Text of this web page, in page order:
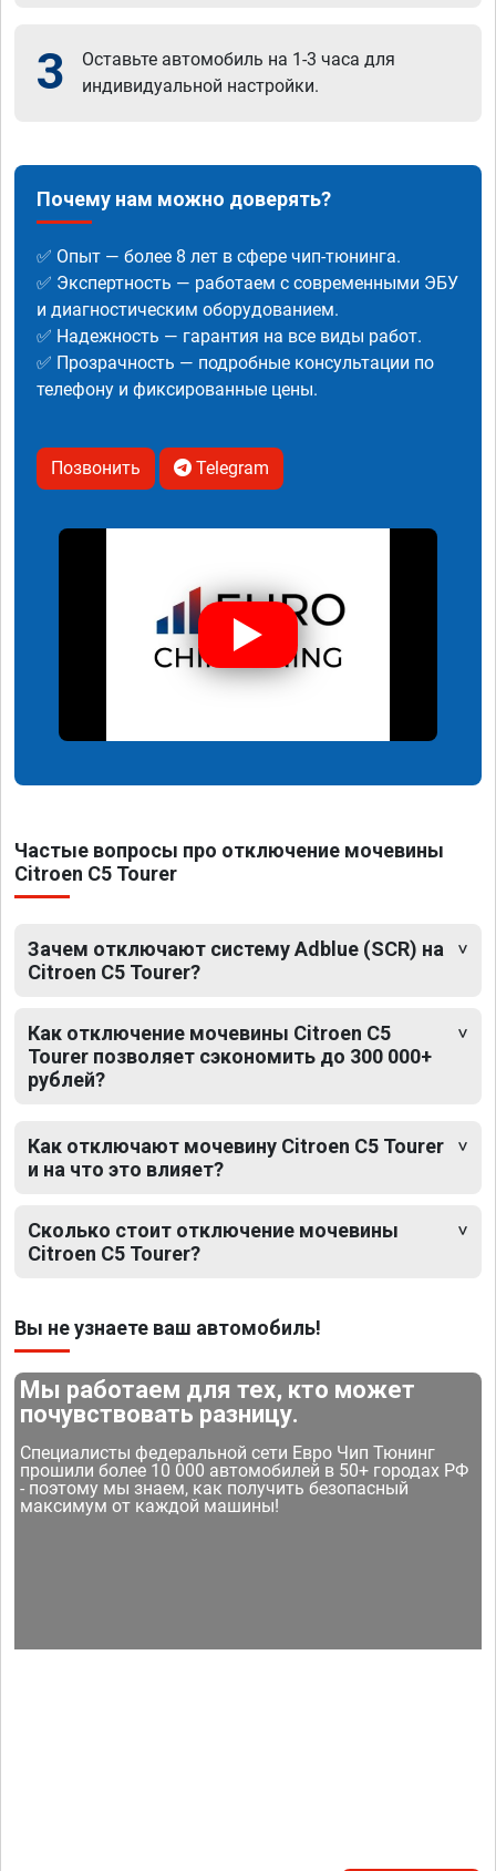
3
Оставьте автомобиль на 1-3 часа для
индивидуальной настройки.
Почему нам можно доверять?
✅ Опыт — более 8 лет в сфере чип-тюнинга.
✅ Экспертность — работаем с современными ЭБУ
и диагностическим оборудованием.
✅ Надежность — гарантия на все виды работ.
✅ Прозрачность — подробные консультации по
телефону и фиксированные цены.
Позвонить Telegram
Частые вопросы про отключение мочевины
Citroen C5 Tourer
Зачем отключают систему Adblue (SCR) на
Citroen C5 Tourer?
Как отключение мочевины Citroen C5
Tourer позволяет сэкономить до 300 000+
рублей?
Как отключают мочевину Citroen C5 Tourer
и на что это влияет?
Сколько стоит отключение мочевины
Citroen C5 Tourer?
Вы не узнаете ваш автомобиль!
Мы работаем для тех, кто может
почувствовать разницу.
Специалисты федеральной сети Евро Чип Тюнинг
прошили более 10 000 автомобилей в 50+ городах РФ
- поэтому мы знаем, как получить безопасный
максимум от каждой машины!